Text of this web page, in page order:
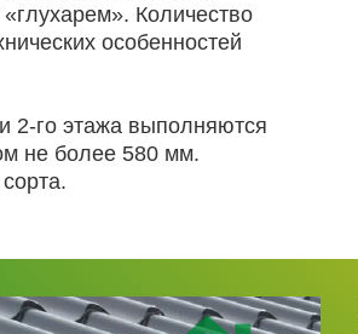
Количество
особенностей
2-го этажа выполняются
не более 580 мм.